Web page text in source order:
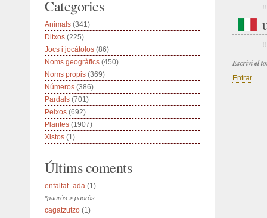
!!
!!
Escrivi el
Entrar
Categories
Animals (341)
Ditxos (225)
Jocs i jocàtolos (86)
Noms geogràfics (450)
Noms propis (369)
Números (386)
Pardals (701)
Peixos (692)
Plantes (1907)
Xistos (1)
Últims coments
enfaltat -ada (1)
*paurós > paorós ...
cagatzutzo (1)